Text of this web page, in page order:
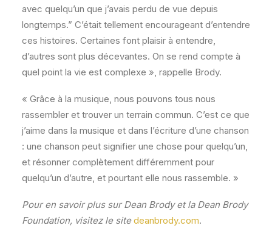
avec quelqu’un que j’avais perdu de vue depuis
longtemps.” C’était tellement encourageant d’entendre
ces histoires. Certaines font plaisir à entendre,
d’autres sont plus décevantes. On se rend compte à
quel point la vie est complexe », rappelle Brody.
« Grâce à la musique, nous pouvons tous nous
rassembler et trouver un terrain commun. C’est ce que
j’aime dans la musique et dans l’écriture d’une chanson
: une chanson peut signifier une chose pour quelqu’un,
et résonner complètement différemment pour
quelqu’un d’autre, et pourtant elle nous rassemble. »
Pour en savoir plus sur Dean Brody et la Dean Brody
Foundation, visitez le site deanbrody.com.